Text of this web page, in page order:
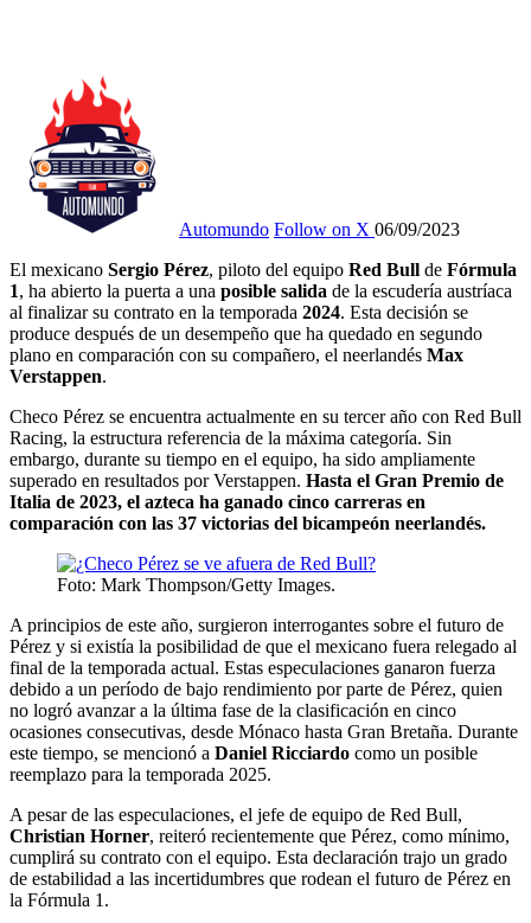
Automundo Follow on X 06/09/2023
El mexicano Sergio Pérez, piloto del equipo Red Bull de Fórmula
1, ha abierto la puerta a una posible salida de la escudería austríaca
al finalizar su contrato en la temporada 2024. Esta decisión se
produce después de un desempeño que ha quedado en segundo
plano en comparación con su compañero, el neerlandés Max
Verstappen.
Checo Pérez se encuentra actualmente en su tercer año con Red Bull
Racing, la estructura referencia de la máxima categoría. Sin
embargo, durante su tiempo en el equipo, ha sido ampliamente
superado en resultados por Verstappen. Hasta el Gran Premio de
Italia de 2023, el azteca ha ganado cinco carreras en
comparación con las 37 victorias del bicampeón neerlandés.
Foto: Mark Thompson/Getty Images.
A principios de este año, surgieron interrogantes sobre el futuro de
Pérez y si existía la posibilidad de que el mexicano fuera relegado al
final de la temporada actual. Estas especulaciones ganaron fuerza
debido a un período de bajo rendimiento por parte de Pérez, quien
no logró avanzar a la última fase de la clasificación en cinco
ocasiones consecutivas, desde Mónaco hasta Gran Bretaña. Durante
este tiempo, se mencionó a Daniel Ricciardo como un posible
reemplazo para la temporada 2025.
A pesar de las especulaciones, el jefe de equipo de Red Bull,
Christian Horner, reiteró recientemente que Pérez, como mínimo,
cumplirá su contrato con el equipo. Esta declaración trajo un grado
de estabilidad a las incertidumbres que rodean el futuro de Pérez en
la Fórmula 1.